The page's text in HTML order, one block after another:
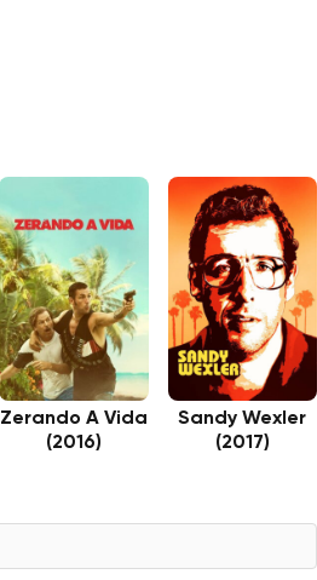
Zerando A Vida
(2016)
Sandy Wexler
(2017)